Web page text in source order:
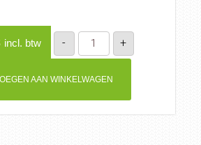
incl. btw -
Glutenvrij
brood
aantal
+
AAN WINKELWAGEN